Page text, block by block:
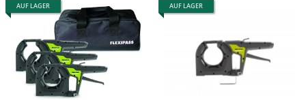
AUF LAGER AUF LAGER